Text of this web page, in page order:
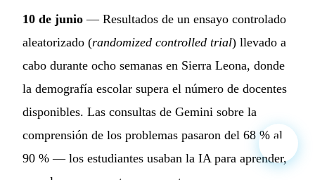
10 de junio — Resultados de un ensayo controlado
aleatorizado (randomized controlled trial) llevado a
cabo durante ocho semanas en Sierra Leona, donde
la demografía escolar supera el número de docentes
disponibles. Las consultas de Gemini sobre la
comprensión de los problemas pasaron del 68 % al
90 % — los estudiantes usaban la IA para aprender,